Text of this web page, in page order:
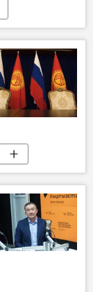
Министерство культуры, информации, спорта и молодежной политики КР